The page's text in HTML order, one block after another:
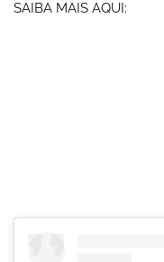
SAIBA MAIS AQUI: